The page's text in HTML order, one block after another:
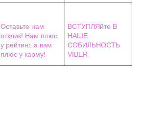
Оставьте нам
отклик! Нам плюс
у рейтинг, а вам
плюс у карму!
ВСТУПЛЯйте В
НАШЕ
СОБИЛЬНОСТЬ
VIBER